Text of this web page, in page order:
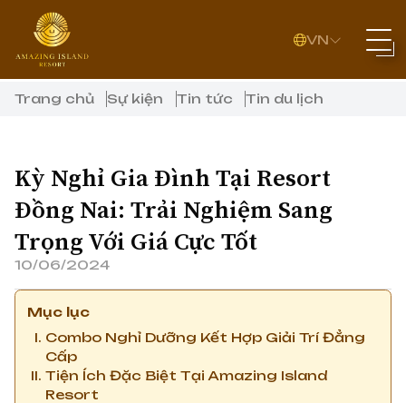
VN
Trang chủ Sự kiện Tin tức Tin du lịch
Kỳ Nghỉ Gia Đình Tại Resort
Đồng Nai: Trải Nghiệm Sang
Trọng Với Giá Cực Tốt
10/06/2024
Mục lục
Combo Nghỉ Dưỡng Kết Hợp Giải Trí Đẳng
Cấp
Tiện Ích Đặc Biệt Tại Amazing Island
Resort